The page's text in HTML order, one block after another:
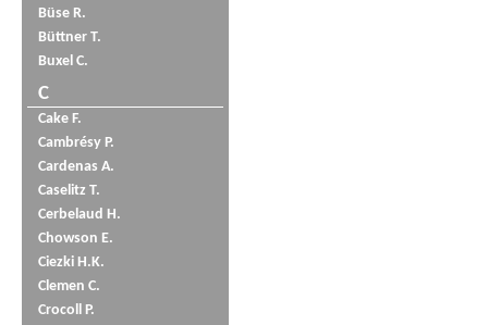
Büse R.
Büttner T.
Buxel C.
C
Cake F.
Cambrésy P.
Cardenas A.
Caselitz T.
Cerbelaud H.
Chowson E.
Ciezki H.K.
Clemen C.
Crocoll P.